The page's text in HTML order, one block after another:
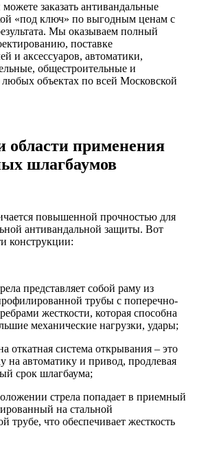
заказать антивандальные
«под ключ» по выгодным ценам с
Мы оказываем полный
поставке
и аксессуаров, автоматики,
общестроительные и
объектах по всей Московской
области применения
шлагбаумов
повышенной прочностью для
антивандальной защиты. Вот
конструкции:
представляет собой раму из
трубы с поперечно-
жесткости, которая способна
механические нагрузки, удары;
откатная система открывания – это
на автоматику и привод, продлевая
срок шлагбаума;
стрела попадает в приемный
на стальной
трубе, что обеспечивает жесткость